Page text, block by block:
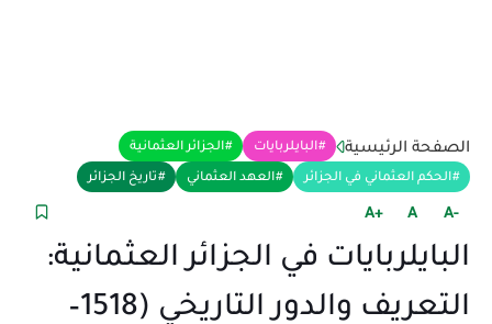
الصفحة الرئيسية البايلربايات الجزائر العثمانية
الحكم العثماني في الجزائر العهد العثماني تاريخ الجزائر
البايلربايات في الجزائر العثمانية:
التعريف والدور التاريخي (1518–